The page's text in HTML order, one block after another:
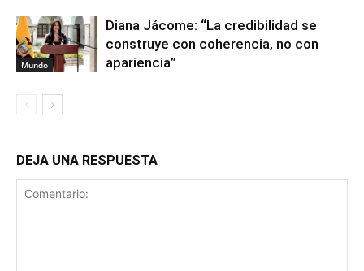
Mundo
Diana Jácome: “La credibilidad se
construye con coherencia, no con
apariencia”
DEJA UNA RESPUESTA